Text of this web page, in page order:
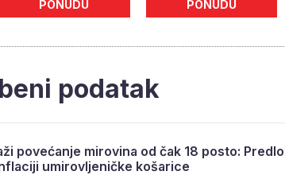
PONUDU
PONUDU
podatak
povećanje mirovina od čak 18 posto:
umirovljeničke košarice